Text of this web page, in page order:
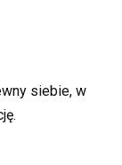
siebie, w